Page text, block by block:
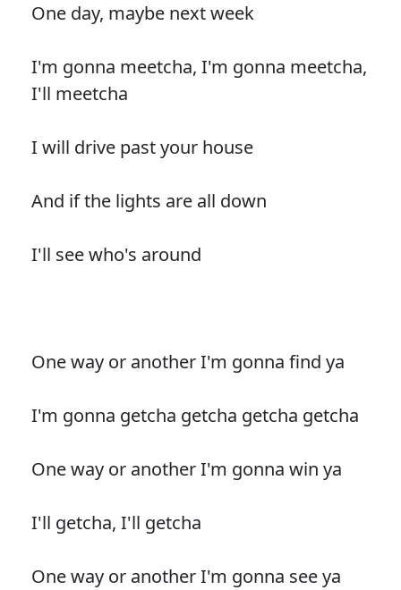
One day, maybe next week
I'm gonna meetcha, I'm gonna meetcha,
I'll meetcha
I will drive past your house
And if the lights are all down
I'll see who's around
One way or another I'm gonna find ya
I'm gonna getcha getcha getcha getcha
One way or another I'm gonna win ya
I'll getcha, I'll getcha
One way or another I'm gonna see ya